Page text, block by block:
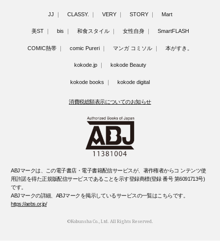
JJ CLASSY. VERY STORY Mart
美ST bis 和食スタイル 女性自身 SmartFLASH
COMIC熱帯 comic Pureri マンガ コミソル 本がすき。
kokode.jp kokode Beauty
kokode books kokode digital
消費税総額表示についてのお知らせ
ABJマークは、この電子書店・電子書籍配信サービスが、著作権者からコ ンテンツ使
用許諾を得た正規版配信サービスであることを示す登録商標(登録 番号 第6091713号)
です。
ABJマークの詳細、ABJマークを掲示しているサービスの一覧はこちらです。
https://aebs.or.jp/
©Kobunsha Co., Ltd. All Rights Reserved.